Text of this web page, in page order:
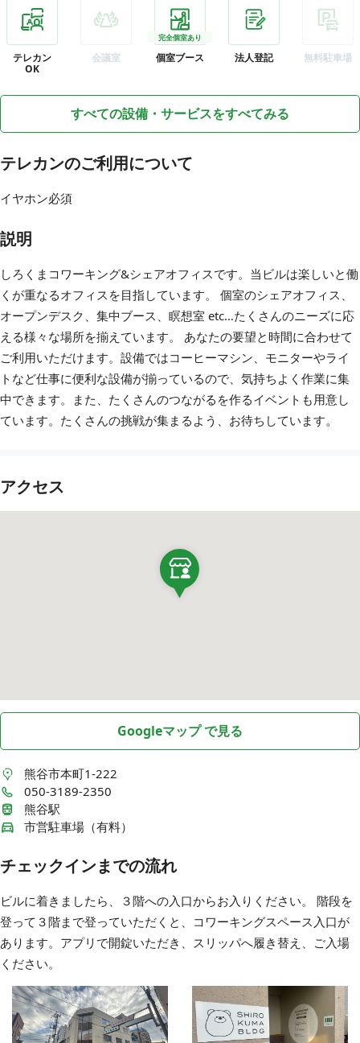
テレカン
OK
会議室 個室ブース
完全個室あり
法人登記 無料駐車場
すべての設備・サービスをすべてみる
テレカンのご利用について
イヤホン必須
説明
しろくまコワーキング&シェアオフィスです。当ビルは楽しいと働
くが重なるオフィスを目指しています。 個室のシェアオフィス、
オープンデスク、集中ブース、瞑想室 etc…たくさんのニーズに応
える様々な場所を揃えています。 あなたの要望と時間に合わせて
ご利用いただけます。設備ではコーヒーマシン、モニターやライ
トなど仕事に便利な設備が揃っているので、気持ちよく作業に集
中できます。また、たくさんのつながるを作るイベントも用意し
ています。たくさんの挑戦が集まるよう、お待ちしています。
アクセス
Googleマップ で見る
熊谷市本町1-222
050-3189-2350
熊谷駅
市営駐車場（有料）
チェックインまでの流れ
ビルに着きましたら、３階への入口からお入りください。 階段を
登って３階まで登っていただくと、コワーキングスペース入口が
あります。アプリで開錠いただき、スリッパへ履き替え、ご入場
ください。